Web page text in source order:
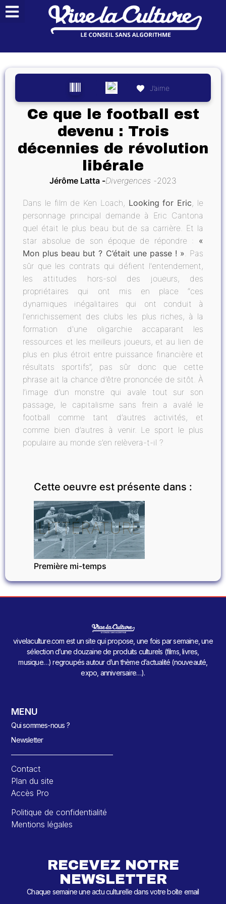
J’aime
Ce que le football est
devenu : Trois
décennies de révolution
libérale
Jérôme Latta Divergences 2023
Dans le film de Ken Loach, Looking for Eric, le
personnage principal demande à Eric Cantona
quel était le plus beau but de sa carrière. Et la
star absolue de son époque de répondre : «
Mon plus beau but ? C’était une passe ! ». Pas
sûr que les contrats qui défient l'entendement,
les attitudes hors-sol des joueurs, des
propriétaires qui ont mis en place “ces
dynamiques inégalitaires qui ont conduit à
l'enrichissement des clubs les plus riches, à la
formation d'une oligarchie accaparant les
ressources et les meilleurs joueurs, et au lien de
plus en plus étroit entre puissance financière et
résultats sportifs”, pas sûr donc que cette
phrase ait la chance d’être prononcée de sitôt. À
l’image d’un monstre qui avale tout sur son
passage, le capitalisme sans frein a avalé le
football comme tant d’autres activités, et
comme bien d’autres à venir. Le sport le plus
populaire au monde s’en relèvera-t-il ?
Cette oeuvre est présente dans :
LITTÉRATURE
Première mi-temps
vivelaculture.com est un site qui propose, une fois par semaine, une
sélection d’une douzaine de produits culturels (films, livres,
musique…) regroupés autour d’un thème d’actualité (nouveauté,
expo, anniversaire…).
MENU
Qui sommes-nous ?
Newsletter
Contact
Plan du site
Accès Pro
Politique de confidentialité
Mentions légales
RECEVEZ NOTRE
NEWSLETTER
Chaque semaine une actu culturelle dans votre boîte email